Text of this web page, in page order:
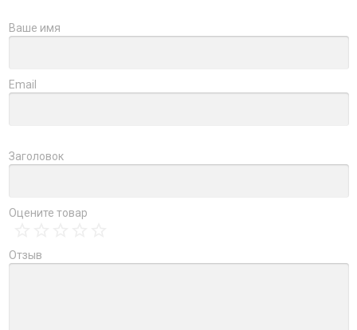
Ваше имя
Email
Заголовок
Оцените товар
Отзыв